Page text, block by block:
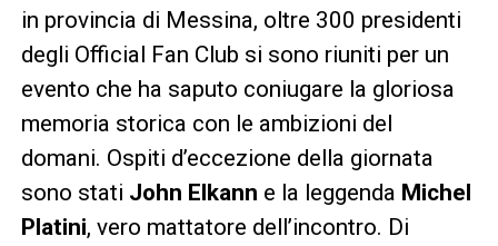
in provincia di Messina, oltre 300 presidenti
degli Official Fan Club si sono riuniti per un
evento che ha saputo coniugare la gloriosa
memoria storica con le ambizioni del
domani. Ospiti d’eccezione della giornata
sono stati John Elkann e la leggenda Michel
Platini, vero mattatore dell’incontro. Di